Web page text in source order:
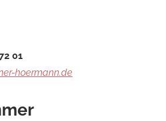
01
hoermann.de